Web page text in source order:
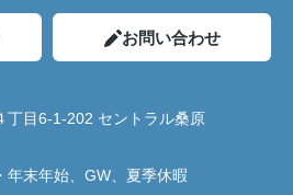
お問い合わせ
丁目6-1-202 セントラル桑原
年末年始、GW、夏季休暇